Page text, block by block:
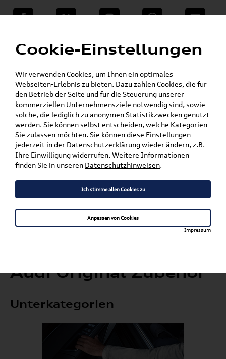
teilen Twitter Instagram WhatsApp E-Mail
VW Shop - VW Originalteile und Zubehör »
» Audi Original Zubehör
Mein Kundenkonto Warenkorb
Artikel für ihr Modell
Marke wählen
Modell wählen
Karosserieform wählen
Audi Original Zubehör
Unterkategorien
Cookie-Einstellungen
Wir verwenden Cookies, um Ihnen ein optimales
Webseiten-Erlebnis zu bieten. Dazu zählen Cookies, die für
den Betrieb der Seite und für die Steuerung unserer
kommerziellen Unternehmensziele notwendig sind, sowie
solche, die lediglich zu anonymen Statistikzwecken genutzt
werden. Sie können selbst entscheiden, welche Kategorien
Sie zulassen möchten. Sie können diese Einstellungen
jederzeit in der Datenschutzerklärung wieder ändern, z.B.
Ihre Einwilligung widerrufen. Weitere Informationen
finden Sie in unseren Datenschutzhinweisen.
Ich stimme allen Cookies zu
Anpassen von Cookies
Impressum